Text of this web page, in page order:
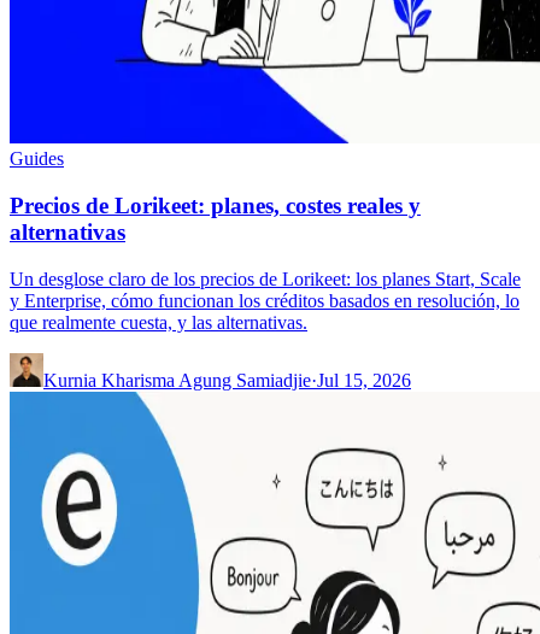
Guides
Precios de Lorikeet: planes, costes reales y
alternativas
Un desglose claro de los precios de Lorikeet: los planes Start, Scale
y Enterprise, cómo funcionan los créditos basados en resolución, lo
que realmente cuesta, y las alternativas.
Kurnia Kharisma Agung Samiadjie·Jul 15, 2026